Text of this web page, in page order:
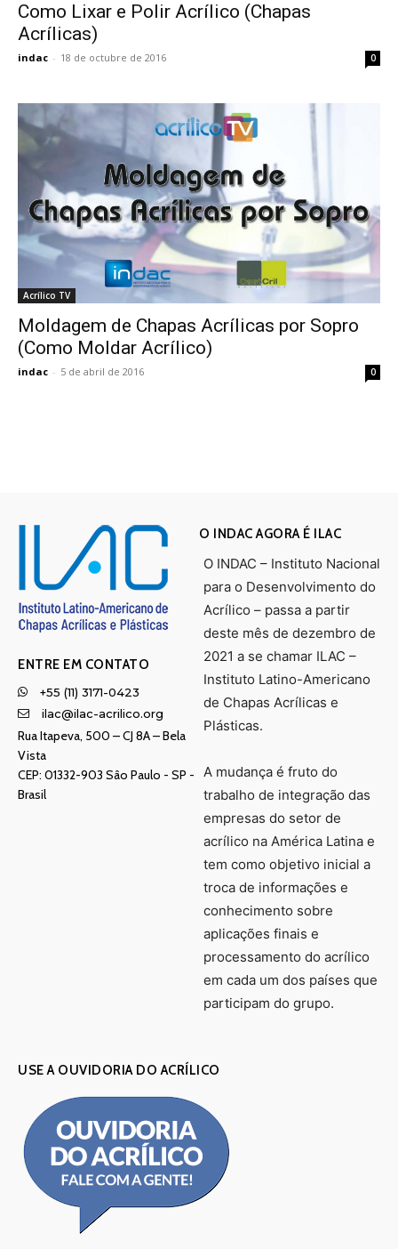
Como Lixar e Polir Acrílico (Chapas
Acrílicas)
indac - 18 de octubre de 2016 0
Acrílico TV
Moldagem de Chapas Acrílicas por Sopro
(Como Moldar Acrílico)
indac - 5 de abril de 2016 0
ENTRE EM CONTATO
+55 (11) 3171-0423
ilac@ilac-acrilico.org
Rua Itapeva, 500 – CJ 8A – Bela
Vista
CEP: 01332-903 Sâo Paulo - SP -
Brasil
O INDAC AGORA É ILAC
O INDAC – Instituto Nacional
para o Desenvolvimento do
Acrílico – passa a partir
deste mês de dezembro de
2021 a se chamar ILAC –
Instituto Latino-Americano
de Chapas Acrílicas e
Plásticas.
A mudança é fruto do
trabalho de integração das
empresas do setor de
acrílico na América Latina e
tem como objetivo inicial a
troca de informações e
conhecimento sobre
aplicações finais e
processamento do acrílico
em cada um dos países que
participam do grupo.
USE A OUVIDORIA DO ACRÍLICO